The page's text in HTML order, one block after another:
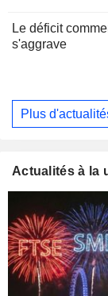
Le déficit
s'aggrave
Plus
Actualités à la